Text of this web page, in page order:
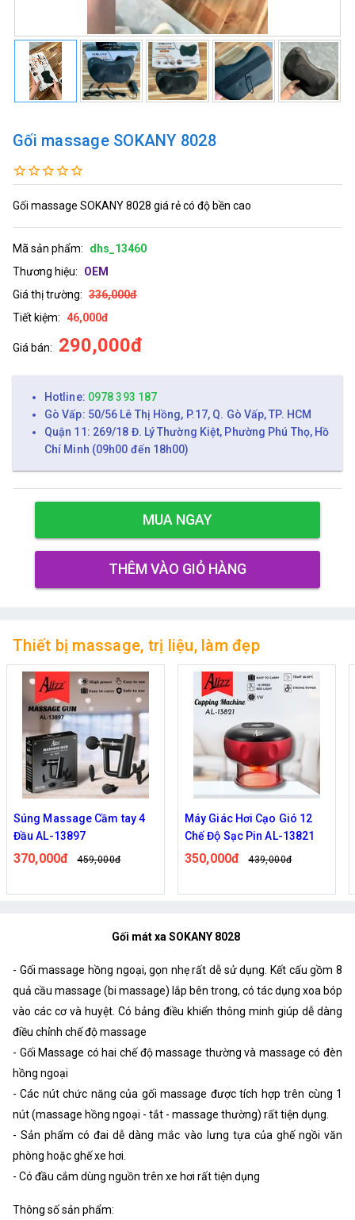
Gối massage SOKANY 8028
Gối massage SOKANY 8028 giá rẻ có độ bền cao
Mã sản phẩm:
dhs_13460
Thương hiệu:
OEM
Giá thị trường: 336,000đ
Tiết kiệm: 46,000đ
Giá bán: 290,000đ
Hotline: 0978 393 187
Gò Vấp: 50/56 Lê Thị Hồng, P.17, Q. Gò Vấp, TP. HCM
Quận 11: 269/18 Đ. Lý Thường Kiệt, Phường Phú Thọ, Hồ
Chí Minh (09h00 đến 18h00)
MUA NGAY
THÊM VÀO GIỎ HÀNG
Thiết bị massage, trị liệu, làm đẹp
Súng Massage Cầm tay 4
Đầu AL-13897
370,000đ 459,000đ
Máy Giác Hơi Cạo Gió 12
Chế Độ Sạc Pin AL-13821
350,000đ 439,000đ
Gối mát xa SOKANY 8028
- Gối massage hồng ngoại, gọn nhẹ rất dễ sử dụng. Kết cấu gồm 8
quả cầu massage (bi massage) lắp bên trong, có tác dụng xoa bóp
vào các cơ và huyệt. Có bảng điều khiển thông minh giúp dễ dàng
điều chỉnh chế độ massage
- Gối Massage có hai chế độ massage thường và massage có đèn
hồng ngoại
- Các nút chức năng của gối massage được tích hợp trên cùng 1
nút (massage hồng ngoại - tắt - massage thường) rất tiện dụng.
- Sản phẩm có đai dễ dàng mắc vào lưng tựa của ghế ngồi văn
phòng hoặc ghế xe hơi.
- Có đầu cắm dùng nguồn trên xe hơi rất tiện dụng
Thông số sản phẩm: